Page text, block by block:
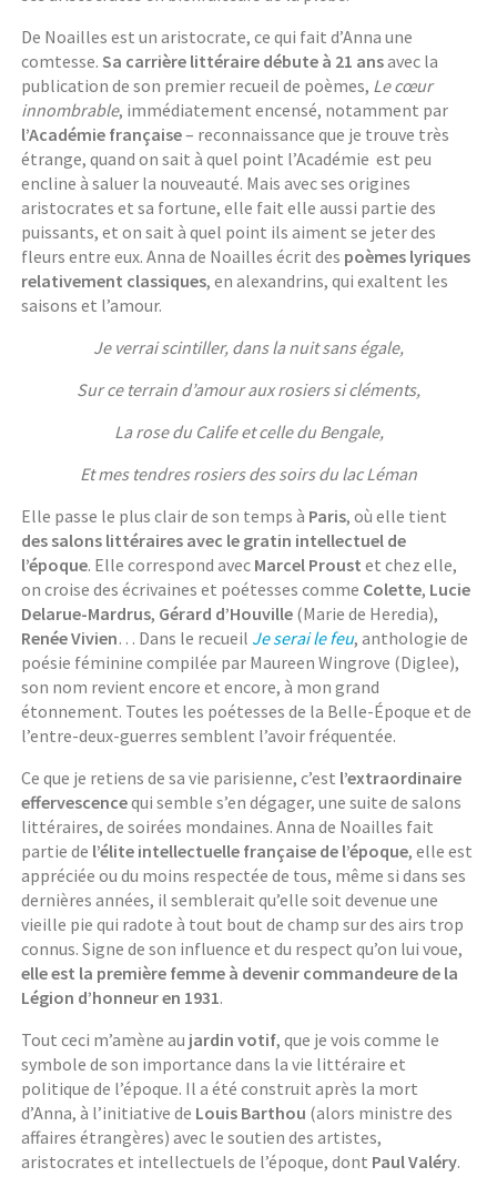
De Noailles est un aristocrate, ce qui fait d’Anna une
comtesse.Sa carrière littéraire débute à 21 ansavec la
publication de son premier recueil de poèmes, Le cœur
innombrable, immédiatement encensé, notamment par
l’Académie française– reconnaissance que je trouve très
étrange, quand on sait à quel point l’Académie est peu
encline à saluer la nouveauté. Mais avec ses origines
aristocrates et sa fortune, elle fait elle aussi partie des
puissants, et on sait à quel point ils aiment se jeter des
fleurs entre eux. Anna de Noailles écrit des poèmes lyriques
relativement classiques, en alexandrins, qui exaltent les
saisons et l’amour.
Je verrai scintiller, dans la nuit sans égale,
Sur ce terrain d’amour aux rosiers si cléments,
La rose du Calife et celle du Bengale,
Et mes tendres rosiers des soirs du lac Léman
Elle passe le plus clair de son temps à Paris, où elle tient
des salons littéraires avec le gratin intellectuel de
l’époque. Elle correspond avec Marcel Proust et chez elle,
on croise des écrivaines et poétesses comme Colette, Lucie
Delarue-Mardrus, Gérard d’Houville (Marie de Heredia),
Renée Vivien… Dans le recueil Je serai le feu, anthologie de
poésie féminine compilée par Maureen Wingrove (Diglee),
son nom revient encore et encore, à mon grand
étonnement. Toutes les poétesses de la Belle-Époque et de
l’entre-deux-guerres semblent l’avoir fréquentée.
Ce que je retiens de sa vie parisienne, c’est l’extraordinaire
effervescencequi semble s’en dégager, une suite de salons
littéraires, de soirées mondaines. Anna de Noailles fait
partie de l’élite intellectuelle française de l’époque, elle est
appréciée ou du moins respectée de tous, même si dans ses
dernières années, il semblerait qu’elle soit devenue une
vieille pie qui radote à tout bout de champ sur des airs trop
connus. Signe de son influence et du respect qu’on lui voue,
elle est la première femme à devenir commandeure de la
Légion d’honneur en 1931.
Tout ceci m’amène au jardin votif, que je vois comme le
symbole de son importance dans la vie littéraire et
politique de l’époque. Il a été construit après la mort
d’Anna, à l’initiative de Louis Barthou (alors ministre des
affaires étrangères) avec le soutien des artistes,
aristocrates et intellectuels de l’époque, dont Paul Valéry.